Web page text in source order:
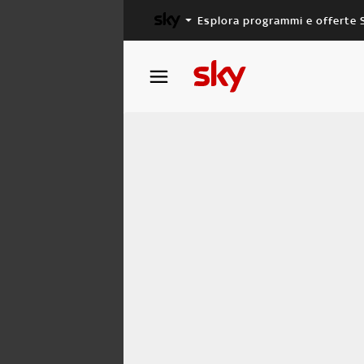
Esplora programmi e offerte